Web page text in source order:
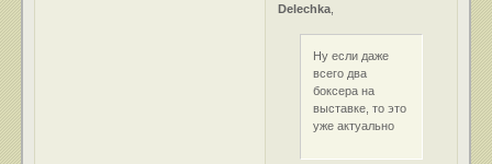
Delechka
Ну если даже
всего два
боксера на
выставке, то это
уже актуально